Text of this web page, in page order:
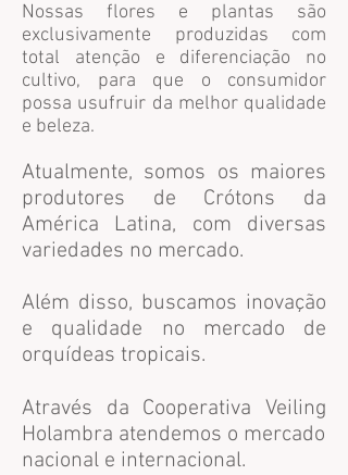
Nossas flores e plantas são
exclusivamente produzidas com
total atenção e diferenciação no
cultivo, para que o consumidor
possa usufruir da melhor qualidade
e beleza.
Atualmente, somos os maiores
produtores de Crótons da
América Latina, com diversas
variedades no mercado.
Além disso, buscamos inovação
e qualidade no mercado de
orquídeas tropicais.
Através da Cooperativa Veiling
Holambra atendemos o mercado
nacional e internacional.